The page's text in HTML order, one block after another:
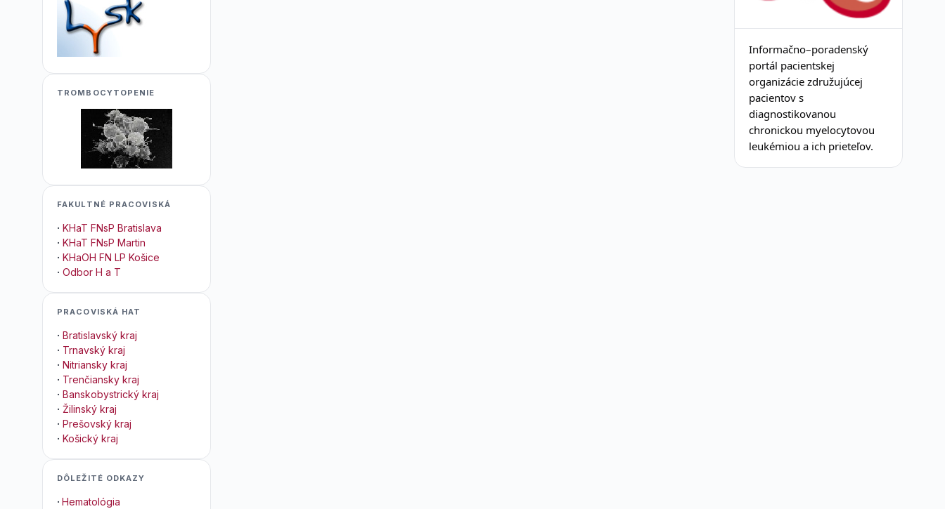
TROMBOCYTOPENIE
FAKULTNÉ PRACOVISKÁ
· KHaT FNsP Bratislava
· KHaT FNsP Martin
· KHaOH FN LP Košice
· Odbor H a T
PRACOVISKÁ HAT
· Bratislavský kraj
· Trnavský kraj
· Nitriansky kraj
· Trenčiansky kraj
· Banskobystrický kraj
· Žilinský kraj
· Prešovský kraj
· Košický kraj
DÔLEŽITÉ ODKAZY
· Hematológia
Informačno–poradenský
portál pacientskej
organizácie združujúcej
pacientov s
diagnostikovanou
chronickou myelocytovou
leukémiou a ich prieteľov.